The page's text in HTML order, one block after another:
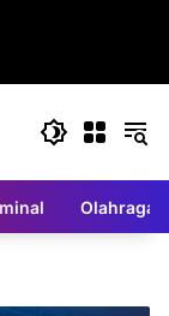
Olahraga